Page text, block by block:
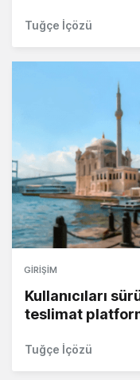
Tuğçe İçözü
GIRIŞIM
Kullanıcıları
teslimat
Tuğçe İçözü